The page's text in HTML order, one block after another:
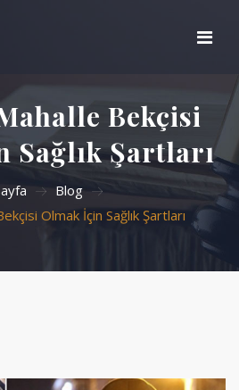
Bekçisi
Sağlık Şartları
Blog
Olmak İçin Sağlık Şartları